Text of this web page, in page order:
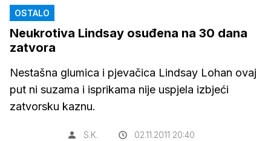
OSTALO
Neukrotiva Lindsay osuđena na 30 dana
zatvora
Nestašna glumica i pjevačica Lindsay Lohan ovaj
put ni suzama i isprikama nije uspjela izbjeći
zatvorsku kaznu.
S.K. 02.11.2011 20:40